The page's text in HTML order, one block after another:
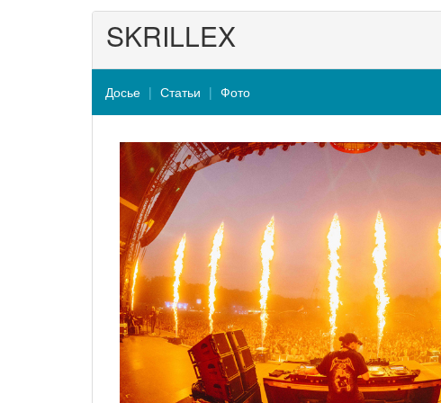
SKRILLEX
Досье Статьи Фото